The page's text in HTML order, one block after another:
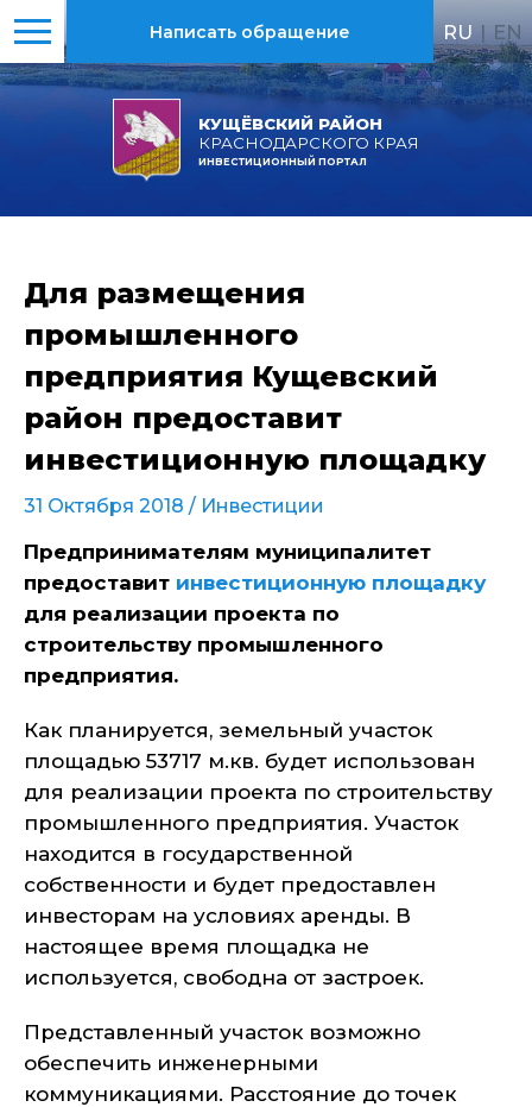
КУЩЁВСКИЙ РАЙОН
КРАСНОДАРСКОГО КРАЯ
ИНВЕСТИЦИОННЫЙ ПОРТАЛ
Написать обращение RU | EN
Для размещения
промышленного
предприятия Кущевский
район предоставит
инвестиционную площадку
31 Октября 2018 / Инвестиции
Предпринимателям муниципалитет
предоставит инвестиционную площадку
для реализации проекта по
строительству промышленного
предприятия.
Как планируется, земельный участок
площадью 53717 м.кв. будет использован
для реализации проекта по строительству
промышленного предприятия. Участок
находится в государственной
собственности и будет предоставлен
инвесторам на условиях аренды. В
настоящее время площадка не
используется, свободна от застроек.
Представленный участок возможно
обеспечить инженерными
коммуникациями. Расстояние до точек